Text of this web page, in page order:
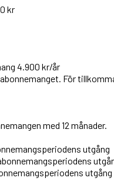
kr
4.900 kr/år
För
med 12 månader.
utgång
utgång